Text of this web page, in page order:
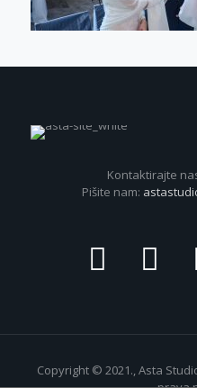
Kontaktirajte
Pišite nam:
Copyright © 2021., Asta